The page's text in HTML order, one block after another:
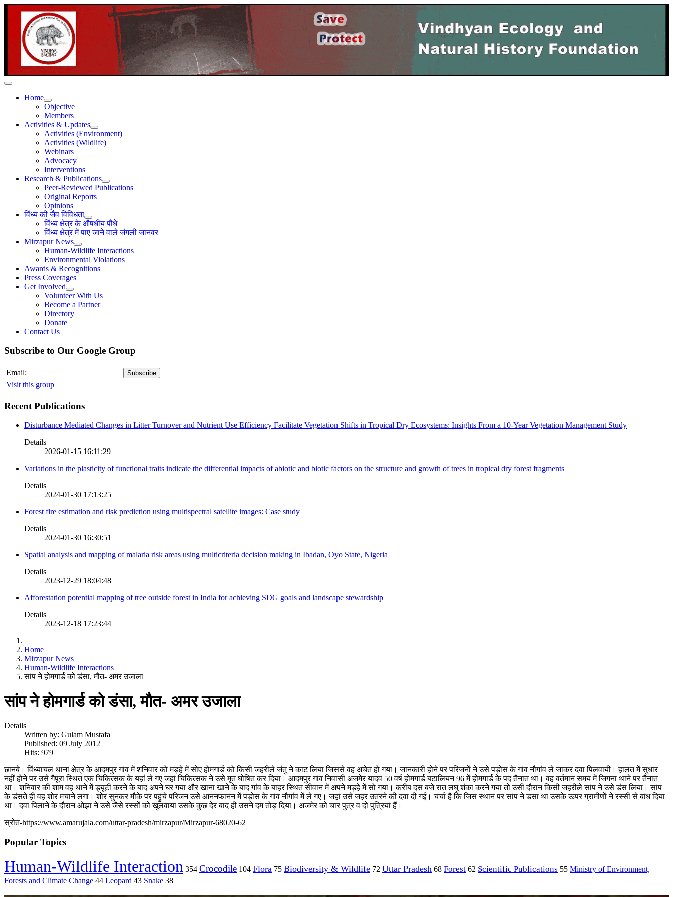
Home
Objective
Members
Activities & Updates
Activities (Environment)
Activities (Wildlife)
Webinars
Advocacy
Interventions
Research & Publications
Peer-Reviewed Publications
Original Reports
Opinions
विंध्य की जैव विविधता
विंध्य क्षेत्र के औषधीय पौधे
विंध्य क्षेत्र में पाए जाने वाले जंगली जानवर
Mirzapur News
Human-Wildlife Interactions
Environmental Violations
Awards & Recognitions
Press Coverages
Get Involved
Volunteer With Us
Become a Partner
Directory
Donate
Contact Us
Subscribe to Our Google Group
Email:
Visit this group
Recent Publications
Disturbance Mediated Changes in Litter Turnover and Nutrient Use Efficiency Facilitate Vegetation Shifts in Tropical Dry Ecosystems: Insights From a 10-Year Vegetation Management Study
Details
2026-01-15 16:11:29
Variations in the plasticity of functional traits indicate the differential impacts of abiotic and biotic factors on the structure and growth of trees in tropical dry forest fragments
Details
2024-01-30 17:13:25
Forest fire estimation and risk prediction using multispectral satellite images: Case study
Details
2024-01-30 16:30:51
Spatial analysis and mapping of malaria risk areas using multicriteria decision making in Ibadan, Oyo State, Nigeria
Details
2023-12-29 18:04:48
Afforestation potential mapping of tree outside forest in India for achieving SDG goals and landscape stewardship
Details
2023-12-18 17:23:44
Home
Mirzapur News
Human-Wildlife Interactions
सांप ने होमगार्ड को डंसा, मौत- अमर उजाला
सांप ने होमगार्ड को डंसा, मौत- अमर उजाला
Details
Written by: Gulam Mustafa
Published: 09 July 2012
Hits: 979
छानबे। विंध्याचल थाना क्षेत्र के आदमपुर गांव में शनिवार को मड़हे में सोए होमगार्ड को किसी जहरीले जंतु ने काट लिया जिससे वह अचेत हो गया। जानकारी होने पर परिजनाें ने उसे पड़ोस के गांव नौगांव ले जाकर दवा पिलवायी। हालत में सुधार
नहीं होने पर उसे गैपूरा स्थित एक चिकित्सक के यहां ले गए जहां चिकित्सक ने उसे मृत घोषित कर दिया। आदमपुर गांव निवासी अजमेर यादव 50 वर्ष होमगार्ड बटालियन 96 में होमगार्ड के पद तैनात था। वह वर्तमान समय में जिगना थाने पर तैनात
था। शनिवार की शाम वह थाने में ड्यूटी करने के बाद अपने घर गया और खाना खाने के बाद गांव के बाहर स्थित सीवान में अपने मड़हे में सो गया। करीब दस बजे रात लघु शंका करने गया तो उसी दौरान किसी जहरीले सांप ने उसे डंस लिया। सांप
के डंसते ही वह शोर मचाने लगा। शोर सुनकर मौके पर पहुंचे परिजन उसे आननफानन में पड़ोस के गांव नौगांव में ले गए। जहां उसे जहर उतरने की दवा दी गई। चर्चा है कि जिस स्थान पर सांप ने डसा था उसके ऊपर ग्रामीणाें ने रस्सी से बांध दिया
था। दवा पिलाने के दौरान ओझा ने उसे जैसे रस्सों को खुलवाया उसके कुछ देर बाद ही उसने दम तोड़ दिया। अजमेर को चार पुत्र व दो पुत्रियां हैं।
स्रोत-https://www.amarujala.com/uttar-pradesh/mirzapur/Mirzapur-68020-62
Popular Topics
Human-Wildlife Interaction 354 Crocodile 104 Flora 75 Biodiversity & Wildlife 72 Uttar Pradesh 68 Forest 62 Scientific Publications 55 Ministry of Environment,
Forests and Climate Change 44 Leopard 43 Snake 38